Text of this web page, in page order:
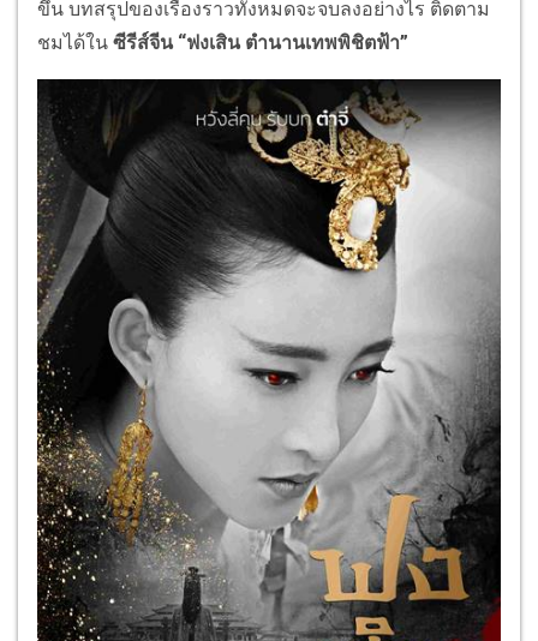
ขึ้น บทสรุปของเรื่องราวทั้งหมดจะจบลงอย่างไร ติดตาม
ชมได้ใน ซีรีส์จีน “ฟงเสิน ตำนานเทพพิชิตฟ้า”